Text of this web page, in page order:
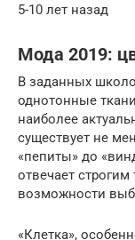
5-10 лет назад
Мода 2019:
В заданных
однотонные
наиболее
существует не
«пепиты» до
отвечает
возможности
«Клетка»,